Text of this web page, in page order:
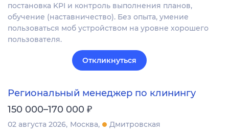
постановка KPI и контроль выполнения планов,
обучение (наставничество). Без опыта, умение
пользоваться моб устройством на уровне хорошего
пользователя.
Откликнуться
Региональный менеджер по клинингу
150 000–170 000 ₽
02 августа 2026 Москва
Дмитровская